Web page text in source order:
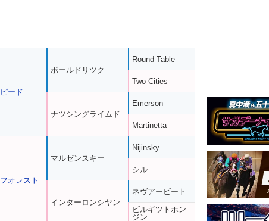
ード
オレスト
ボールドリツク
ナツシングライムド
マルゼンスキー
インターロンシヤン
Round Table
Two Cities
Emerson
Martinetta
Nijinsky
シル
ネヴアービート
ビルギツトホン
ジン